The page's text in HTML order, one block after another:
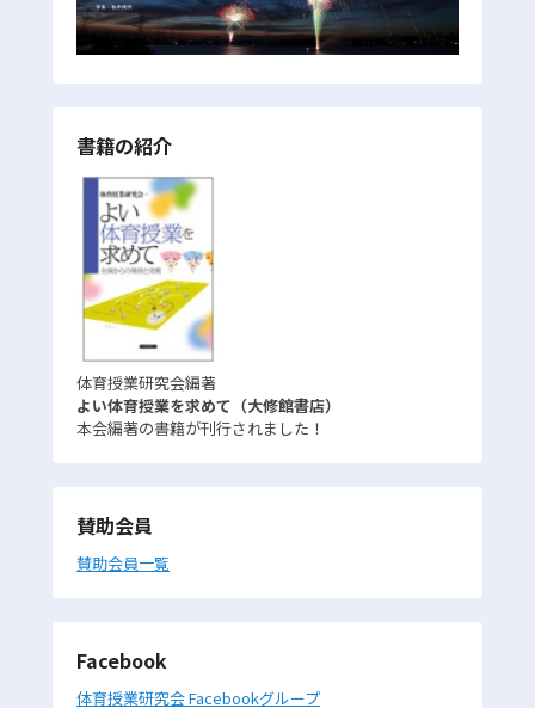
書籍の紹介
体育授業研究会編著
よい体育授業を求めて（大修館書店）
本会編著の書籍が刊行されました！
賛助会員
賛助会員一覧
Facebook
体育授業研究会 Facebookグループ